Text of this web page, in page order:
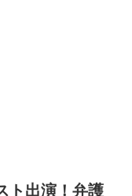
ト出演！弁護